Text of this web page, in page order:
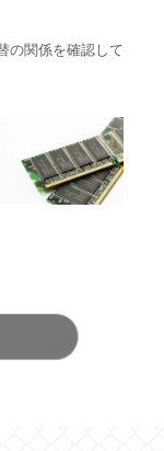
の関係を確認して